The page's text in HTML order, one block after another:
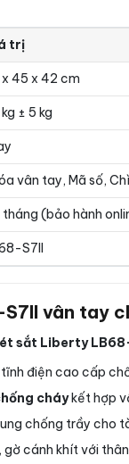
trị
45 x 42 cm
± 5 kg
vân tay, Mã số,
(bảo hành
S7II
vân tay
sắt Liberty
điện cao cấp
cháykết hợp
chống trầy cho
cánh khít với